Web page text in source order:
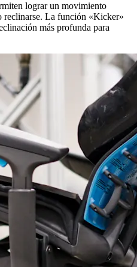
lograr un movimiento
reclinarse. La función «Kicker»
más profunda para